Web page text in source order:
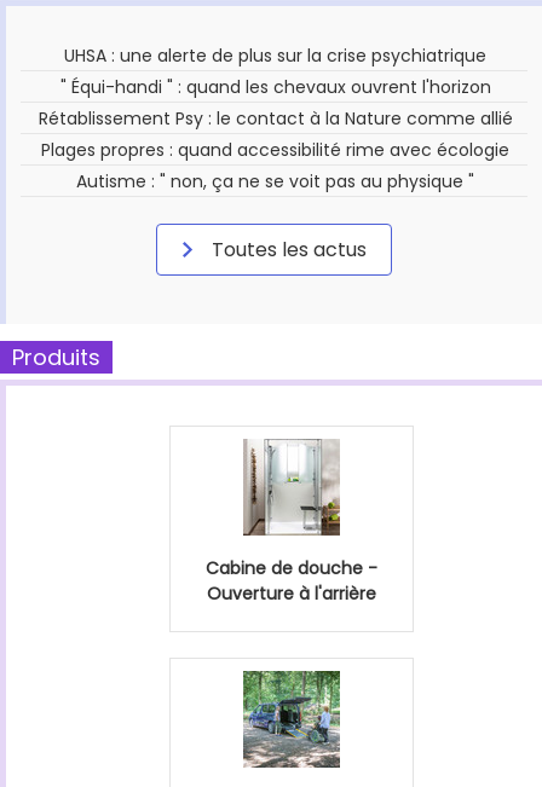
UHSA : une alerte de plus sur la crise psychiatrique
" Équi-handi " : quand les chevaux ouvrent l'horizon
Rétablissement Psy : le contact à la Nature comme allié
Plages propres : quand accessibilité rime avec écologie
Autisme : " non, ça ne se voit pas au physique "
Toutes les actus
Produits
Cabine de douche -
Ouverture à l'arrière